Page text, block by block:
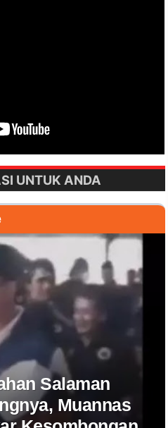
UNTUK ANDA
Salaman
Muannas